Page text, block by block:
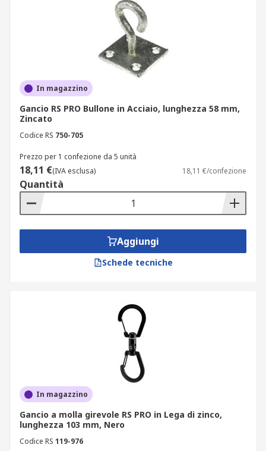
In magazzino
Gancio RS PRO Bullone in Acciaio, lunghezza 58 mm,
Zincato
Codice RS 750-705
Prezzo per 1 confezione da 5 unità
18,11 €(IVA esclusa) 18,11 €/confezione
Quantità
Aggiungi
Schede tecniche
In magazzino
Gancio a molla girevole RS PRO in Lega di zinco,
lunghezza 103 mm, Nero
Codice RS 119-976